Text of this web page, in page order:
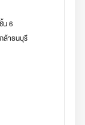
น 6
ล้าธนบุรี